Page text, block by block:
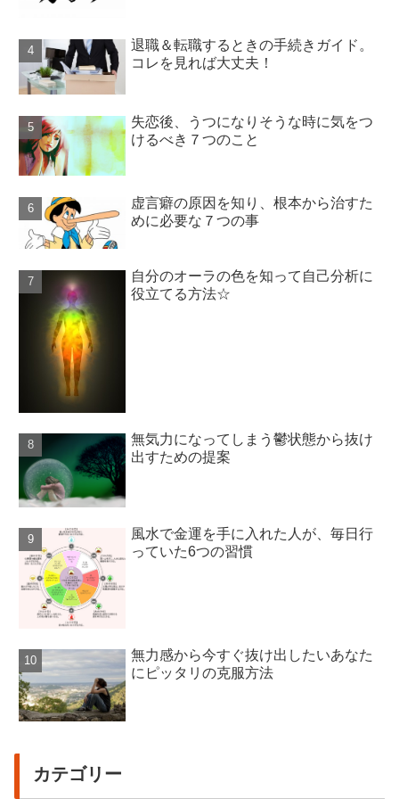
退職＆転職するときの手続きガイド。
コレを見れば大丈夫！
失恋後、うつになりそうな時に気をつ
けるべき７つのこと
虚言癖の原因を知り、根本から治すた
めに必要な７つの事
自分のオーラの色を知って自己分析に
役立てる方法☆
無気力になってしまう鬱状態から抜け
出すための提案
風水で金運を手に入れた人が、毎日行
っていた6つの習慣
無力感から今すぐ抜け出したいあなた
にピッタリの克服方法
カテゴリー